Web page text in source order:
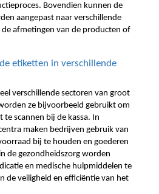
Bovendien kunnen de
aangepast naar verschillende
afmetingen van de producten of
etiketten in verschillende
verschillende sectoren van groot
ze bijvoorbeeld gebruikt om
scannen bij de kassa. In
maken bedrijven gebruik van
bij te houden en goederen
de gezondheidszorg worden
en medische hulpmiddelen te
de veiligheid en efficiëntie van het